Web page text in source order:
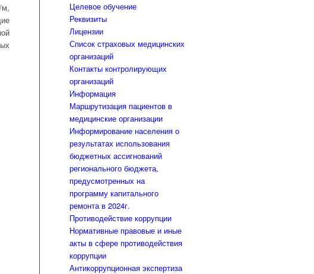
м,
Целевое обучение
Реквизиты
Лицензии
Список страховых медицинских
организаций
Контакты контролирующих
организаций
Информация
Маршрутизация пациентов в
медицинские организации
Информирование населения о
результатах использования
бюджетных ассигнований
регионального бюджета,
предусмотренных на
программу капитального
ремонта в 2024г.
Противодействие коррупции
Нормативные правовые и иные
акты в сфере противодействия
коррупции
Антикоррупционная экспертиза